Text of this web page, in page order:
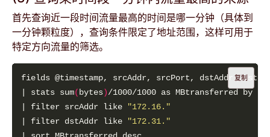
首先查询近一段时间流量最高的时间是哪一分钟（具体到
一分钟颗粒度），查询条件限定了地址范围，这样可用于
特定方向流量的筛选。
| stats sum( bytes)/1000/1000 as MBtransferred by
| filter srcAddr like
"172.16."
| filter dstAddr like
"172.31."
复制